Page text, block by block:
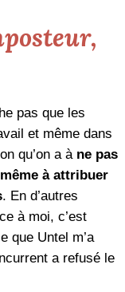
pas que les
et même dans
qu’on a à ne pas
à attribuer
. En d’autres
à moi, c’est
que Untel m’a
a refusé le